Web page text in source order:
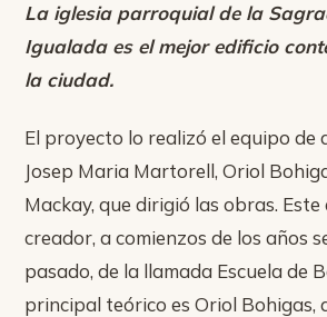
Horarios
Noticias
Colabora
Donaciones
La iglesia parroquial de la
Igualada es el mejor edificio
la ciudad.
El proyecto lo realizó el equipo de
Josep Maria Martorell, Oriol
Mackay, que dirigió las obras. Este
creador, a comienzos de los años
pasado, de la llamada Escuela de
principal teórico es Oriol Bohigas,